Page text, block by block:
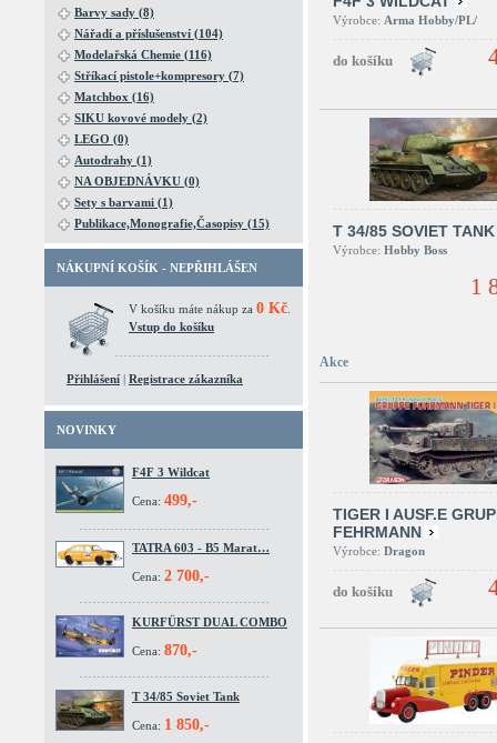
Barvy sady (8)
Nářadí a příslušenství (104)
Modelařská Chemie (116)
Stříkací pistole+kompresory (7)
Matchbox (16)
SIKU kovové modely (2)
LEGO (0)
Autodrahy (1)
NA OBJEDNÁVKU (0)
Sety s barvami (1)
Publikace,Monografie,Časopisy (15)
NÁKUPNÍ KOŠÍK - NEPŘIHLÁŠEN
V košíku máte nákup za 0 Kč
Vstup do košíku
Přihlášení | Registrace zákazníka
NOVINKY
F4F 3 Wildcat
Cena: 499,-
TATRA 603 - B5 Marat…
Cena: 2 700,-
KURFÜRST DUAL COMBO
Cena: 870,-
T 34/85 Soviet Tank
Cena: 1 850,-
Výrobce: Arma Hobby/PL/
T 34/85 SOVIET TANK
Výrobce: Hobby Boss
1
Akce
TIGER I AUSF.E
FEHRMANN
Výrobce: Dragon